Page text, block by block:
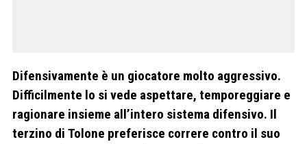
Difensivamente è un giocatore molto aggressivo.
Difficilmente lo si vede aspettare, temporeggiare e
ragionare insieme all’intero sistema difensivo. Il
terzino di Tolone preferisce correre contro il suo